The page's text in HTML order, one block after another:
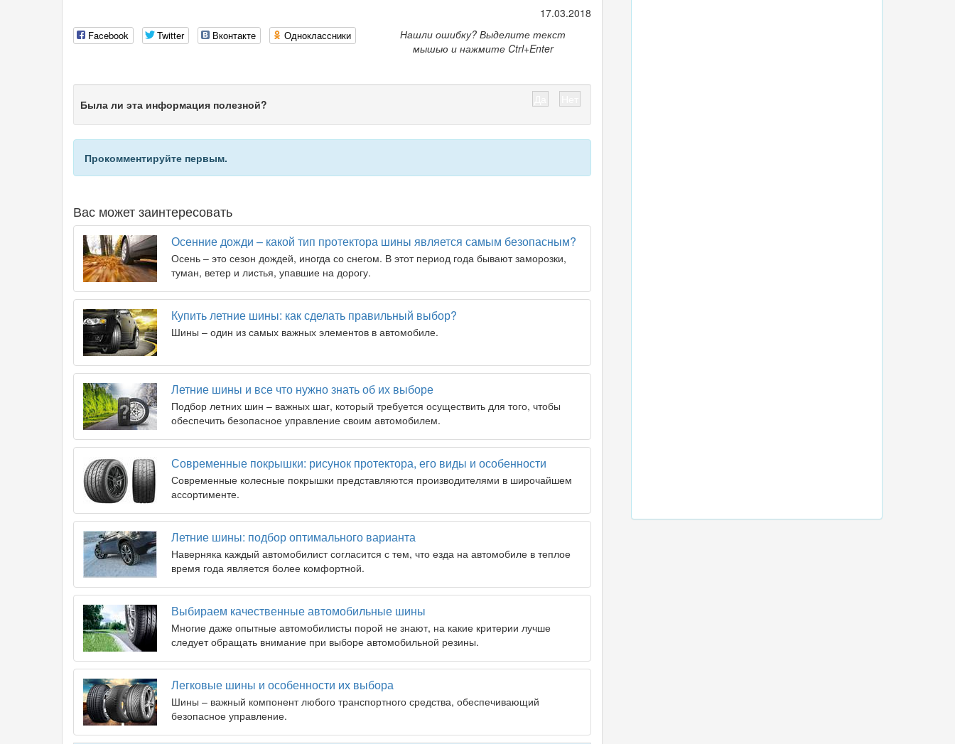
17.03.2018
Facebook Twitter Вконтакте Одноклассники
Нашли ошибку? Выделите текст
мышью и нажмите Ctrl+Enter
Была ли эта информация полезной?
Прокомментируйте первым.
Вас может заинтересовать
Осенние дожди – какой тип протектора шины является самым безопасным?
Осень – это сезон дождей, иногда со снегом. В этот период года бывают заморозки,
туман, ветер и листья, упавшие на дорогу.
Купить летние шины: как сделать правильный выбор?
Шины – один из самых важных элементов в автомобиле.
Летние шины и все что нужно знать об их выборе
Подбор летних шин – важных шаг, который требуется осуществить для того, чтобы
обеспечить безопасное управление своим автомобилем.
Современные покрышки: рисунок протектора, его виды и особенности
Современные колесные покрышки представляются производителями в широчайшем
ассортименте.
Летние шины: подбор оптимального варианта
Наверняка каждый автомобилист согласится с тем, что езда на автомобиле в теплое
время года является более комфортной.
Выбираем качественные автомобильные шины
Многие даже опытные автомобилисты порой не знают, на какие критерии лучше
следует обращать внимание при выборе автомобильной резины.
Легковые шины и особенности их выбора
Шины – важный компонент любого транспортного средства, обеспечивающий
безопасное управление.